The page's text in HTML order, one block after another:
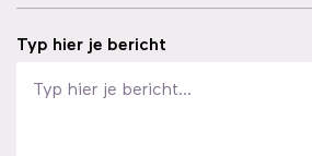
Typ hier je bericht